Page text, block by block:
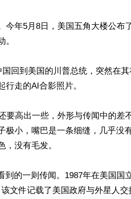
今年5月8日，美国五角大楼公布
回到美国的川普总统，突然在
走的AI合影照片。
要高出一些，外形与传闻中的差
极小，嘴巴是一条细缝，几乎没
，没有毛发。
的一则传闻。1987年在美国国
文件记载了美国政府与外星人